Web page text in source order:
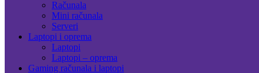
Računala
Mini računala
Serveri
Laptopi i oprema
Laptopi
Laptopi – oprema
Gaming računala i laptopi